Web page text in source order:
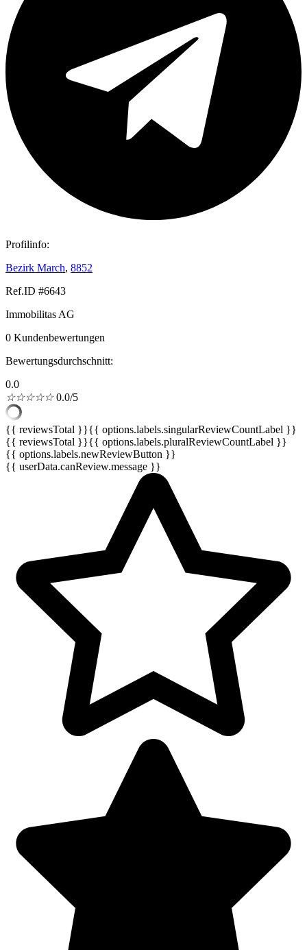
Profilinfo:
Bezirk March, 8852
Ref.ID #6643
Immobilitas AG
0 Kundenbewertungen
Bewertungsdurchschnitt:
0.0
☆☆☆☆☆ 0.0/5
{{ reviewsTotal }}{{ options.labels.singularReviewCountLabel }}
{{ reviewsTotal }}{{ options.labels.pluralReviewCountLabel }}
{{ options.labels.newReviewButton }}
{{ userData.canReview.message }}